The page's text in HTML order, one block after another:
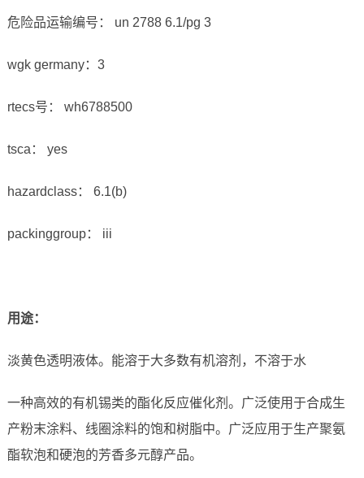
危险品运输编号： un 2788 6.1/pg 3
wgk germany：3
rtecs号： wh6788500
tsca： yes
hazardclass： 6.1(b)
packinggroup： iii
用途：
淡黄色透明液体。能溶于大多数有机溶剂，不溶于水
一种高效的有机锡类的酯化反应催化剂。广泛使用于合成生
产粉末涂料、线圈涂料的饱和树脂中。广泛应用于生产聚氨
酯软泡和硬泡的芳香多元醇产品。